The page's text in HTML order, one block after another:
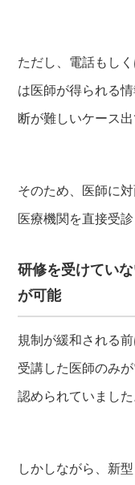
ただし、電話もし
は医師が得られる
断が難しいケース
そのため、医師に
医療機関を直接受診
研修を受けてい
が可能
規制が緩和される
受講した医師のみ
認められていました
しかしながら、新